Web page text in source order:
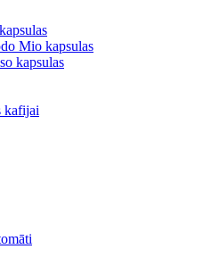
Mio kapsulas
kapsulas
kafijai